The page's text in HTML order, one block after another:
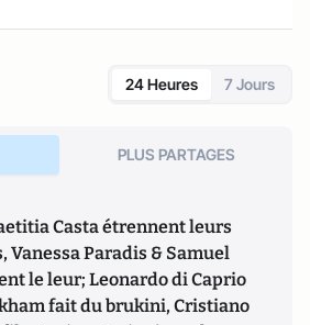
24 Heures 7 Jours
PLUS PARTAGES
Casta étrennent leurs
Vanessa Paradis & Samuel
le leur; Leonardo di Caprio
fait du brukini, Cristiano